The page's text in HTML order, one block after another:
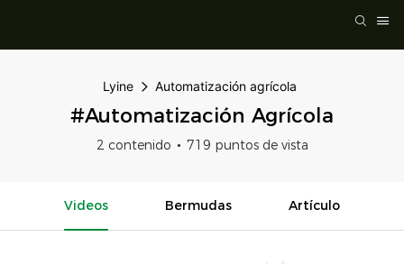
Lyine Automatización agrícola
#Automatización Agrícola
2 contenido 719 puntos de vista
Videos Bermudas Artículo